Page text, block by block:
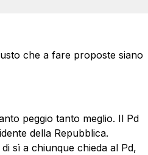
che a fare proposte siano
peggio tanto meglio. Il Pd
della Repubblica.
sì a chiunque chieda al Pd,